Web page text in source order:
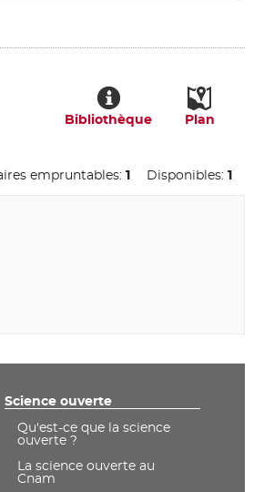
Plan
Bibliothèque
empruntables: 1 Disponibles: 1
Science ouverte
Qu'est-ce que la science
ouverte ?
La science ouverte au
Cnam